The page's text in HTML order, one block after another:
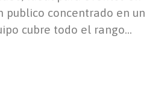
publico concentrado en un
cubre todo el rango…